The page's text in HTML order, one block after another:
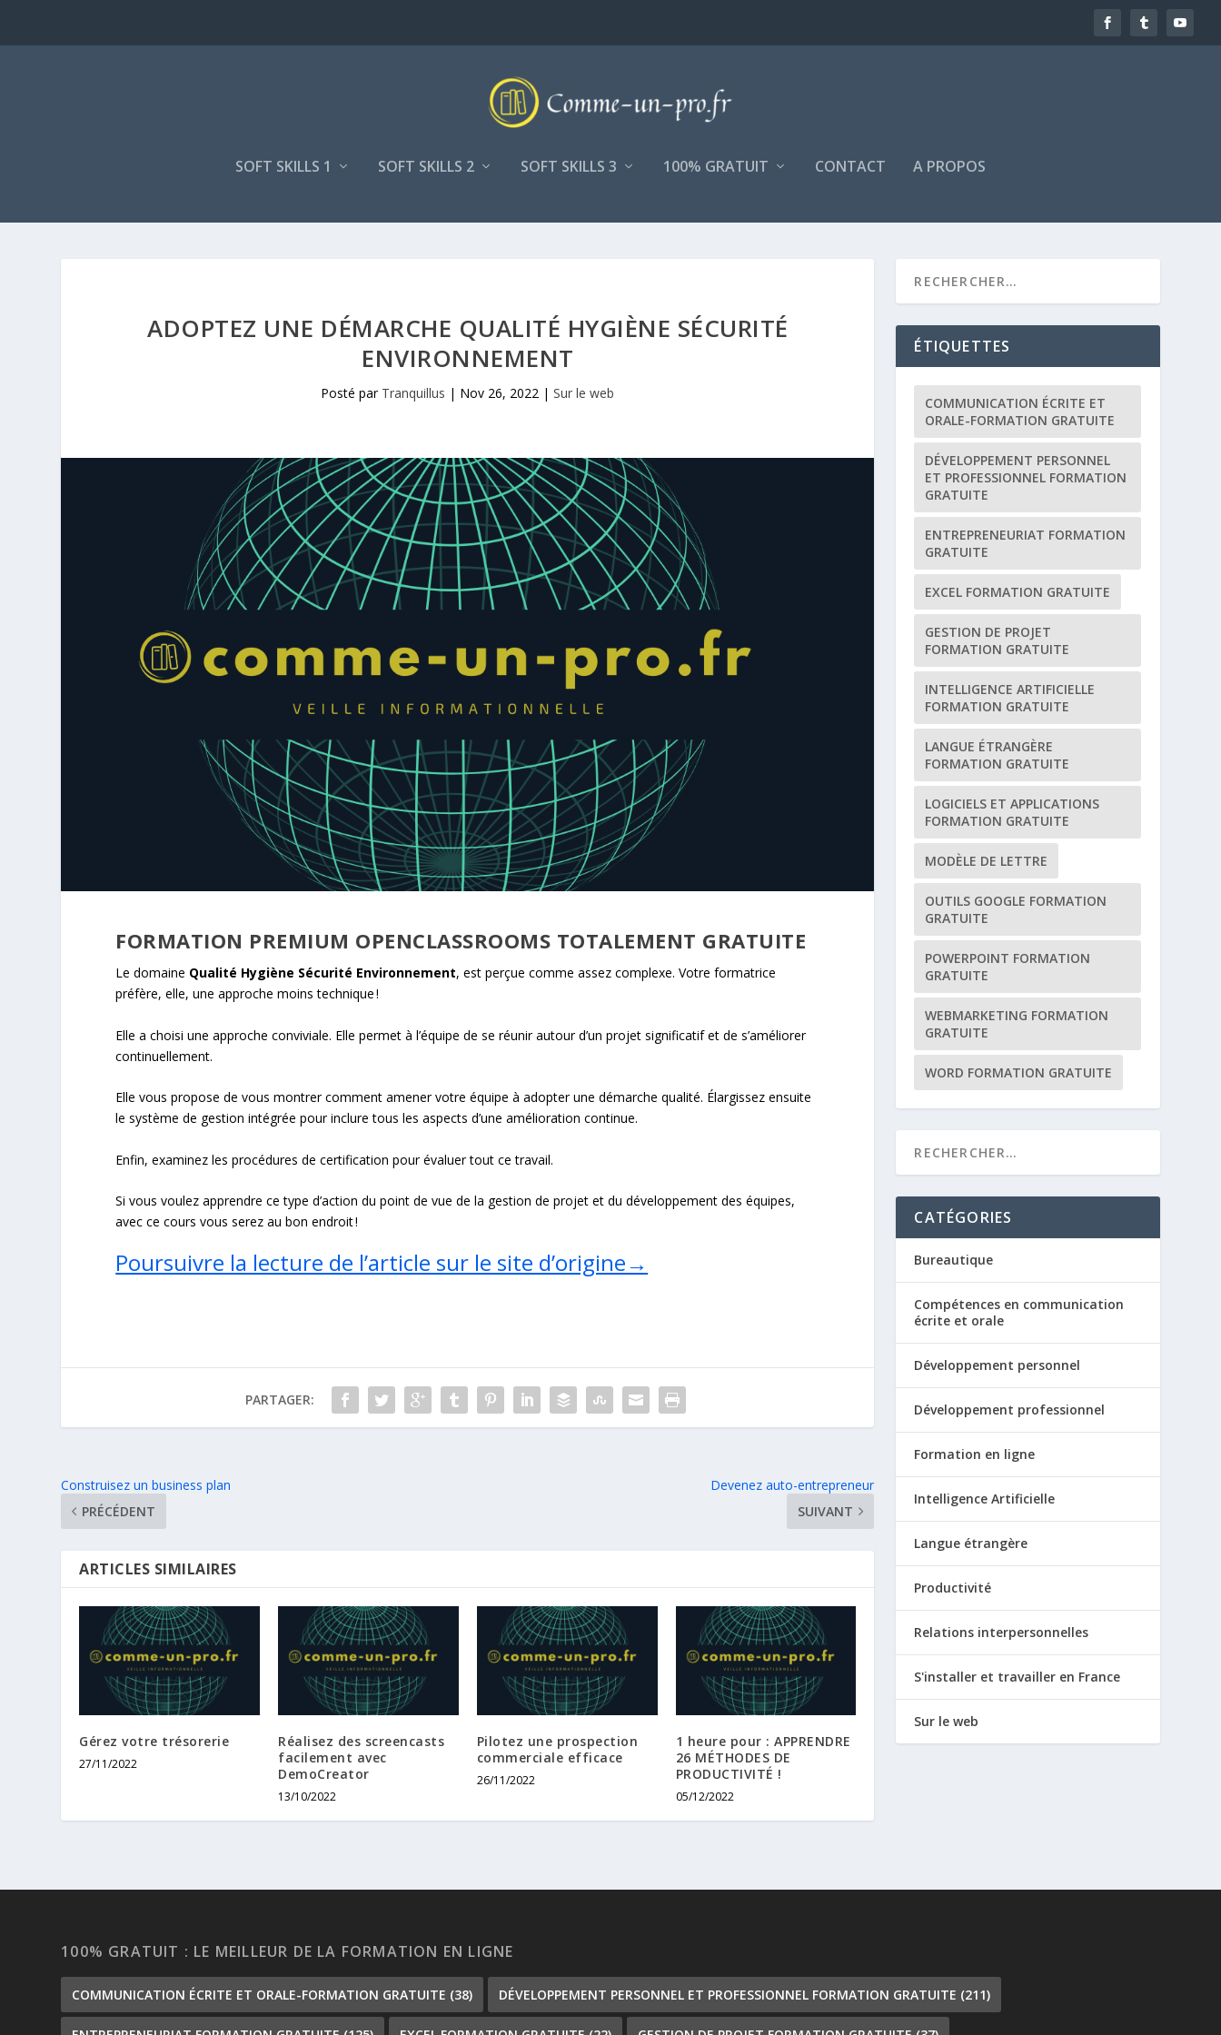
SOFT SKILLS 1 SOFT SKILLS 2 SOFT SKILLS 3 100% GRATUIT CONTACT A PROPOS
ADOPTEZ UNE DÉMARCHE QUALITÉ HYGIÈNE SÉCURITÉ
ENVIRONNEMENT
Posté par Tranquillus | Nov 26, 2022 |Sur le web
FORMATION PREMIUM OPENCLASSROOMS TOTALEMENT GRATUITE
Le domaine Qualité Hygiène Sécurité Environnement, est perçue comme assez complexe. Votre formatrice
préfère, elle, une approche moins technique !
Elle a choisi une approche conviviale. Elle permet à l’équipe de se réunir autour d’un projet significatif et de s’améliorer
continuellement.
Elle vous propose de vous montrer comment amener votre équipe à adopter une démarche qualité. Élargissez ensuite
le système de gestion intégrée pour inclure tous les aspects d’une amélioration continue.
Enfin, examinez les procédures de certification pour évaluer tout ce travail.
Si vous voulez apprendre ce type d’action du point de vue de la gestion de projet et du développement des équipes,
avec ce cours vous serez au bon endroit !
Poursuivre la lecture de l’article sur le site d’origine→
PARTAGER:
Construisez un business plan
PRÉCÉDENT
Devenez auto-entrepreneur
SUIVANT
ARTICLES SIMILAIRES
Gérez votre trésorerie
27/11/2022
Réalisez des screencasts
facilement avec
DemoCreator
13/10/2022
Pilotez une prospection
commerciale efficace
26/11/2022
1 heure pour : APPRENDRE
26 MÉTHODES DE
PRODUCTIVITÉ !
05/12/2022
ÉTIQUETTES
COMMUNICATION ÉCRITE ET
ORALE-FORMATION GRATUITE
DÉVELOPPEMENT PERSONNEL
ET PROFESSIONNEL FORMATION
GRATUITE
ENTREPRENEURIAT FORMATION
GRATUITE
EXCEL FORMATION GRATUITE
GESTION DE PROJET
FORMATION GRATUITE
INTELLIGENCE ARTIFICIELLE
FORMATION GRATUITE
LANGUE ÉTRANGÈRE
FORMATION GRATUITE
LOGICIELS ET APPLICATIONS
FORMATION GRATUITE
MODÈLE DE LETTRE
OUTILS GOOGLE FORMATION
GRATUITE
POWERPOINT FORMATION
GRATUITE
WEBMARKETING FORMATION
GRATUITE
WORD FORMATION GRATUITE
CATÉGORIES
Bureautique
Compétences en communication
écrite et orale
Développement personnel
Développement professionnel
Formation en ligne
Intelligence Artificielle
Langue étrangère
Productivité
Relations interpersonnelles
S'installer et travailler en France
Sur le web
100% GRATUIT : LE MEILLEUR DE LA FORMATION EN LIGNE
COMMUNICATION ÉCRITE ET ORALE-FORMATION GRATUITE (38) DÉVELOPPEMENT PERSONNEL ET PROFESSIONNEL FORMATION GRATUITE (211)